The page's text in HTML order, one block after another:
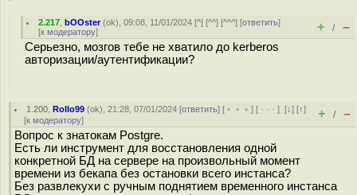
2.217 ,bOOster(ok), 09:08, 11/01/2024 [^] [^^] [^^^] [ответить]
[к модератору] + / –
Серьезно, мозгов тебе не хватило до kerberos
авторизации/аутентификации?
1.200 ,Rollo99 (ok), 21:28, 07/01/2024 [ответить] [ ﹢﹢﹢] [ · · ·][↓] [↑]
[к модератору] + / –
Вопрос к знатокам Postgre.
Есть ли инструмент для восстановления одной
конкретной БД на сервере на произвольный момент
времени из бекапа без остановки всего инстанса?
Без развлекухи с ручным поднятием временного инстанса